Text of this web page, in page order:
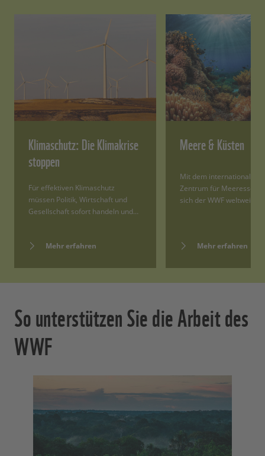
Klimaschutz: Die Klimakrise
stoppen
Für effektiven Klimaschutz
müssen Politik, Wirtschaft und
Gesellschaft sofort handeln und…
Mehr erfahren
Meere & Küsten
Mit dem internationalen
Zentrum für
sich der WWF weltweit
Mehr erfahren
So unterstützen Sie die Arbeit des
WWF